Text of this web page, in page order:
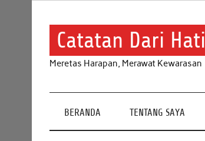
Catatan Dari Hati
Meretas Harapan, Merawat Kewarasan
BERANDA TENTANG SAYA